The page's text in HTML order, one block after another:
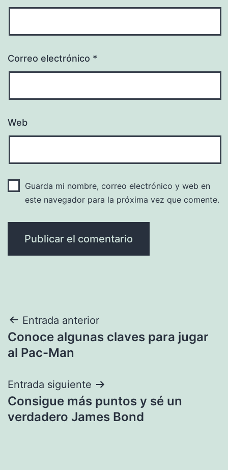
Correo electrónico *
Web
Guarda mi nombre, correo electrónico y web en
este navegador para la próxima vez que comente.
Navegación
de
Entrada anterior
Conoce algunas claves para jugar
al Pac-Man
Entrada siguiente
Consigue más puntos y sé un
verdadero James Bond